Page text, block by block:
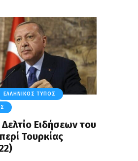
ΕΛΛΗΝΙΚΌΣ ΤΎΠΟΣ
Δελτίο Ειδήσεων του
Τουρκίας